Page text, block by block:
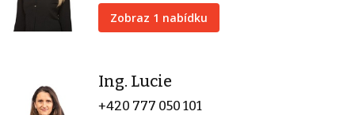
Zobraz 1 nabídku
Ing. Lucie
+420 777 050 101